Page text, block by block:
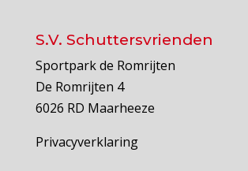
S.V. Schuttersvrienden
Sportpark de Romrijten
De Romrijten 4
6026 RD Maarheeze
Privacyverklaring